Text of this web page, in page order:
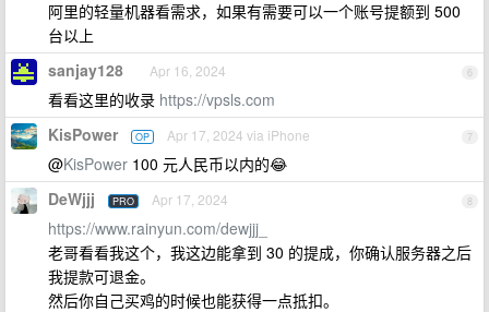
阿里的轻量机器看需求，如果有需要可以一个账号提额到 500
台以上
6
sanjay128 Apr 16, 2024
看看这里的收录 https://vpsls.com
7
KisPower OP Apr 17, 2024 via iPhone
@KisPower 100 元人民币以内的😂
8
DeWjjj PRO Apr 17, 2024
https://www.rainyun.com/dewjjj_
老哥看看我这个，我这边能拿到 30 的提成，你确认服务器之后
我提款可退金。
然后你自己买鸡的时候也能获得一点抵扣。